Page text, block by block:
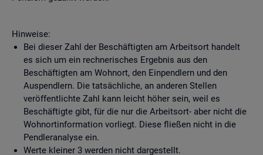
Hinweise:
Bei dieser Zahl der Beschäftigten am Arbeitsort handelt
es sich um ein rechnerisches Ergebnis aus den
Beschäftigten am Wohnort, den Einpendlern und den
Auspendlern. Die tatsächliche, an anderen Stellen
veröffentlichte Zahl kann leicht höher sein, weil es
Beschäftigte gibt, für die nur die Arbeitsort- aber nicht die
Wohnortinformation vorliegt. Diese fließen nicht in die
Pendleranalyse ein.
Werte kleiner 3 werden nicht dargestellt.